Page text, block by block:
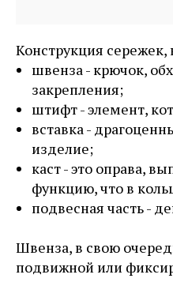
Конструкция сережек,
швенза - крючок,
закрепления;
штифт - элемент,
вставка -
изделие;
каст - это оправа,
функцию, что в
подвесная часть -
Швенза, в свою
подвижной или